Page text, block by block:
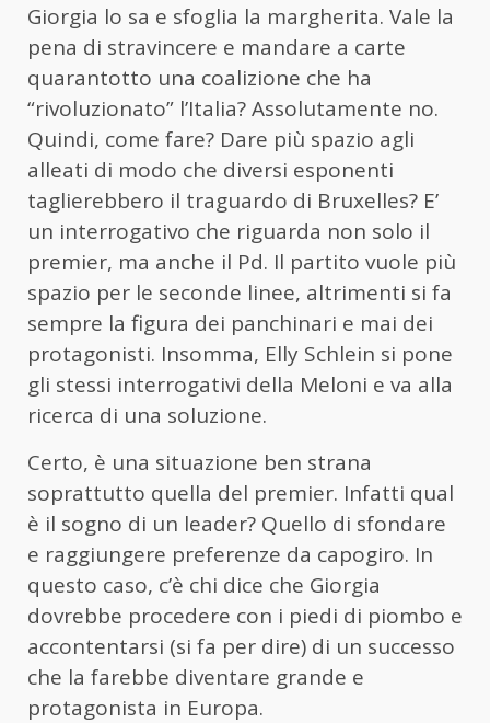
Giorgia lo sa e sfoglia la margherita. Vale la
pena di stravincere e mandare a carte
quarantotto una coalizione che ha
“rivoluzionato” l’Italia? Assolutamente no.
Quindi, come fare? Dare più spazio agli
alleati di modo che diversi esponenti
taglierebbero il traguardo di Bruxelles? E’
un interrogativo che riguarda non solo il
premier, ma anche il Pd. Il partito vuole più
spazio per le seconde linee, altrimenti si fa
sempre la figura dei panchinari e mai dei
protagonisti. Insomma, Elly Schlein si pone
gli stessi interrogativi della Meloni e va alla
ricerca di una soluzione.
Certo, è una situazione ben strana
soprattutto quella del premier. Infatti qual
è il sogno di un leader? Quello di sfondare
e raggiungere preferenze da capogiro. In
questo caso, c’è chi dice che Giorgia
dovrebbe procedere con i piedi di piombo e
accontentarsi (si fa per dire) di un successo
che la farebbe diventare grande e
protagonista in Europa.